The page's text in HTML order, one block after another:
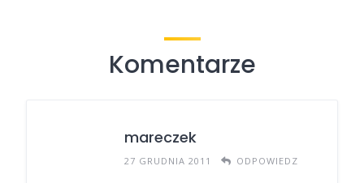
Komentarze
mareczek
27 GRUDNIA 2011 ODPOWIEDZ